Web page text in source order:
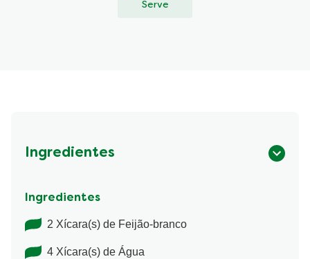
Serve
Ingredientes
Ingredientes
2 Xícara(s) de Feijão-branco
4 Xícara(s) de Água